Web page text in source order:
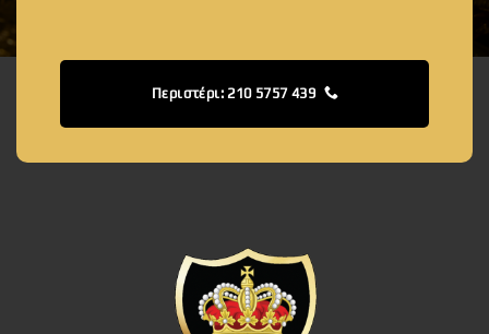
Περιστέρι: 210 5757 439